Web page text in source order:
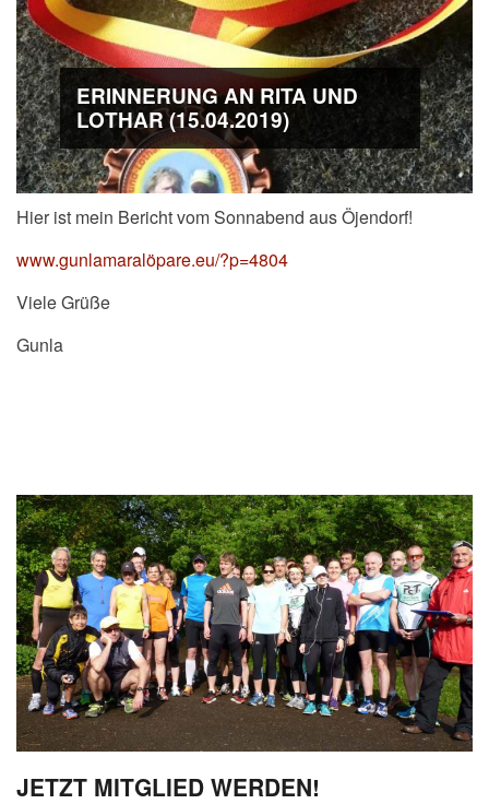
ERINNERUNG AN RITA UND
LOTHAR (15.04.2019)
Hier ist mein Bericht vom Sonnabend aus Öjendorf!
www.gunlamaralöpare.eu/?p=4804
Viele Grüße
Gunla
JETZT MITGLIED WERDEN!